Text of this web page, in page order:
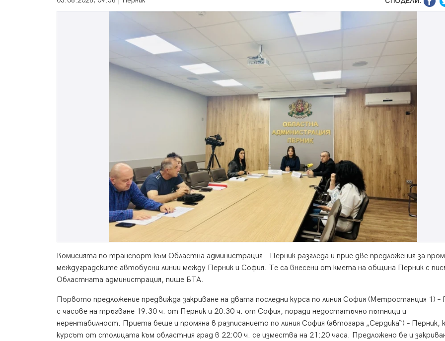
Комисията по транспорт към Областна администрация – Перник разгледа и прие две предложения за
междуградските автобусни линии между Перник и София. Те са внесени от кмета на община Перник с
Областната администрация, пише БТА.
Първото предложение предвижда закриване на двата последни курса по линия София (Метростанция 1) –
с часове на тръгване 19:30 ч. от Перник и 20:30 ч. от София, поради недостатъчно пътници и
нерентабилност. Приета беше и промяна в разписанието по линия София (автогара „Сердика“) – Перник,
курсът от столицата към областния град в 22:00 ч. се измества на 21:20 часа. Предложено бе и